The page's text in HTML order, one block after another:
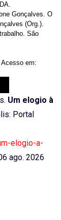
Gonçalves. O
(Org.).
São
em:
Um elogio à
Portal
elogio-a-
ago. 2026